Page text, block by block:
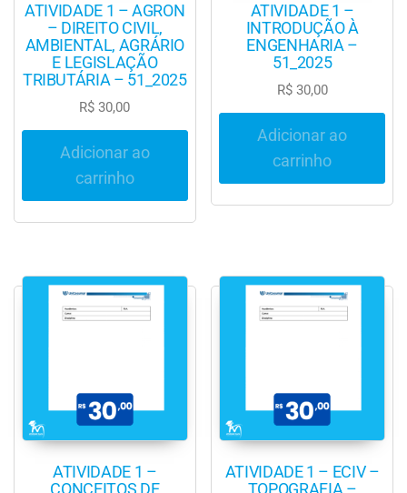
ATIVIDADE 1 – AGRON
– DIREITO CIVIL,
AMBIENTAL, AGRÁRIO
E LEGISLAÇÃO
TRIBUTÁRIA – 51_2025
R$ 30,00
Adicionar ao
carrinho
ATIVIDADE 1 –
INTRODUÇÃO À
ENGENHARIA –
51_2025
R$30,00
Adicionar ao
carrinho
ATIVIDADE 1 –
ATIVIDADE 1 – ECIV –